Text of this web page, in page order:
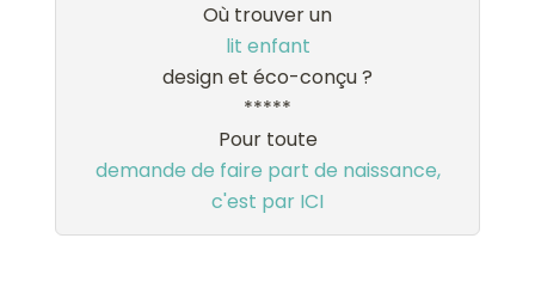
Où trouver un
lit enfant
design et éco-conçu ?
*****
Pour toute
demande de faire part de naissance,
c'est par ICI